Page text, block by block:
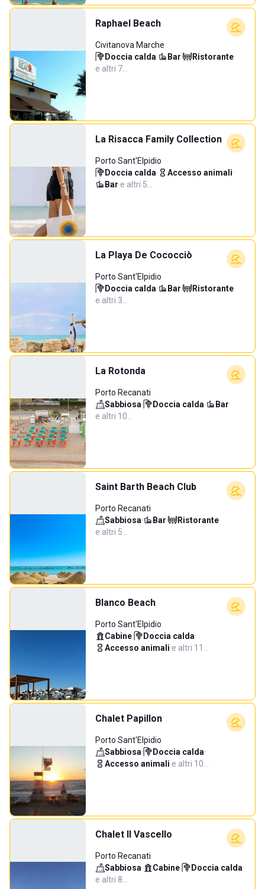
Raphael Beach
Civitanova Marche
Doccia calda· Bar· Ristorante·
e altri 7…
La Risacca Family Collection
Porto Sant'Elpidio
Doccia calda· Accesso animali·
Bar·e altri 5…
La Playa De Cococciò
Porto Sant'Elpidio
Doccia calda· Bar· Ristorante·
e altri 3…
La Rotonda
Porto Recanati
Sabbiosa· Doccia calda· Bar·
e altri 10…
Saint Barth Beach Club
Porto Recanati
Sabbiosa· Bar· Ristorante·
e altri 5…
Blanco Beach
Porto Sant'Elpidio
Cabine· Doccia calda·
Accesso animali·e altri 11…
Chalet Papillon
Porto Sant'Elpidio
Sabbiosa· Doccia calda·
Accesso animali·e altri 10…
Chalet Il Vascello
Porto Recanati
Sabbiosa· Cabine· Doccia calda·
e altri 8…